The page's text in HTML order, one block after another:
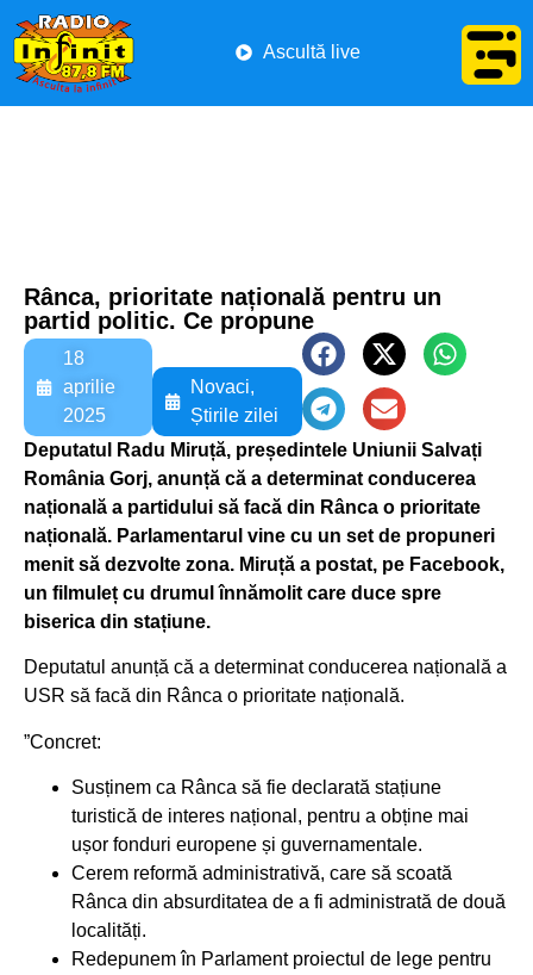
Ascultă live
Rânca, prioritate națională pentru un
partid politic. Ce propune
18
aprilie
2025
Novaci,
Știrile zilei
Deputatul Radu Miruță, președintele Uniunii Salvați
România Gorj, anunță că a determinat conducerea
națională a partidului să facă din Rânca o prioritate
națională. Parlamentarul vine cu un set de propuneri
menit să dezvolte zona. Miruță a postat, pe Facebook,
un filmuleț cu drumul înnămolit care duce spre
biserica din stațiune.
Deputatul anunță că a determinat conducerea națională a
USR să facă din Rânca o prioritate națională.
”Concret:
Susținem ca Rânca să fie declarată stațiune
turistică de interes național, pentru a obține mai
ușor fonduri europene și guvernamentale.
Cerem reformă administrativă, care să scoată
Rânca din absurditatea de a fi administrată de două
localități.
Redepunem în Parlament proiectul de lege pentru